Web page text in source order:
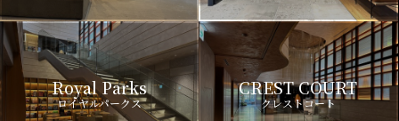
Royal Parks
ロイヤルパークス
CREST COURT
クレストコート